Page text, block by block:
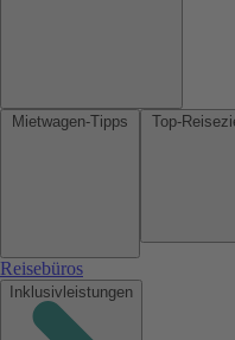
Reisebüros
Inklusivleistungen